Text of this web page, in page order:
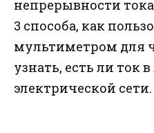
непрерывности
3 способа, как
мультиметром для
узнать, есть ли ток
электрической сети.